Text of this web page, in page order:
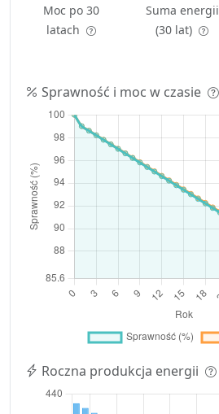
Moc po 30
latach
Suma energii
(30 lat)
Sprawność i moc w czasie
Roczna produkcja energii